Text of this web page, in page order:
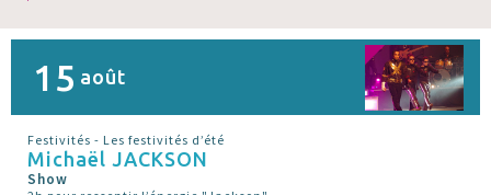
15 août
Festivités - Les festivités d’été
Michaël JACKSON
Show